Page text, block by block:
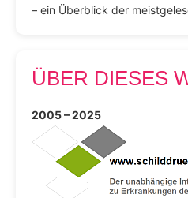
– ein Überblick der
ÜBER DIESES
2005 – 2025